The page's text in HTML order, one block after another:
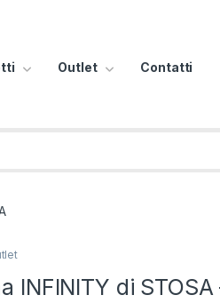
Outlet Contatti
INFINITY di STOSA